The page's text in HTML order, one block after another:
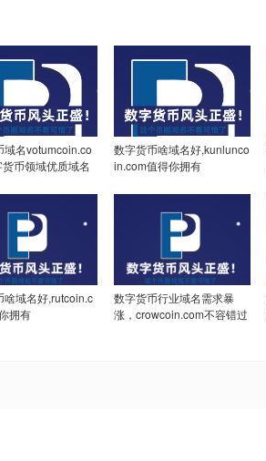
域名votumcoin.co
币领域优质域名
数字货币啥域名好,kunlunco
in.com值得你拥有
啥域名好,rutcoin.c
拥有
数字货币行业域名需求暴
涨，crowcoin.com不容错过